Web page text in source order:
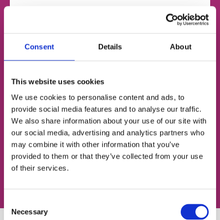
Consent Details About
This website uses cookies
We use cookies to personalise content and ads, to
provide social media features and to analyse our traffic.
We also share information about your use of our site with
our social media, advertising and analytics partners who
may combine it with other information that you’ve
provided to them or that they’ve collected from your use
of their services.
Selection
Necessary
Згоден із політикою конфіденційності
Записатися на урок